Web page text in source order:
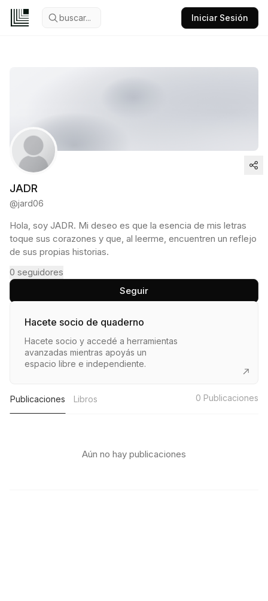
buscar... Iniciar Sesión
JADR
@jard06
Hola, soy JADR. Mi deseo es que la esencia de mis letras
toque sus corazones y que, al leerme, encuentren un reflejo
de sus propias historias.
0 seguidores
Seguir
Hacete socio de quaderno
Hacete socio y accedé a herramientas
avanzadas mientras apoyás un
espacio libre e independiente.
Publicaciones Libros 0 Publicaciones
Aún no hay publicaciones